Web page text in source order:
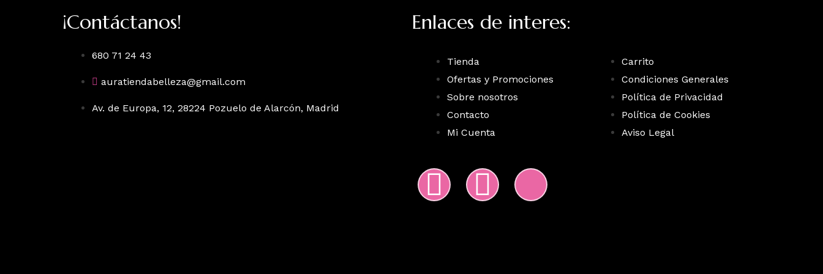
¡Contáctanos!
680 71 24 43
auratiendabelleza@gmail.com
Av. de Europa, 12, 28224 Pozuelo de Alarcón, Madrid
Enlaces de interes:
Tienda
Ofertas y Promociones
Sobre nosotros
Contacto
Mi Cuenta
Carrito
Condiciones Generales
Política de Privacidad
Política de Cookies
Aviso Legal